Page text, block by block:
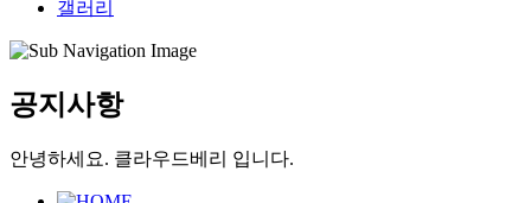
갤러리
공지사항
안녕하세요. 클라우드베리 입니다.